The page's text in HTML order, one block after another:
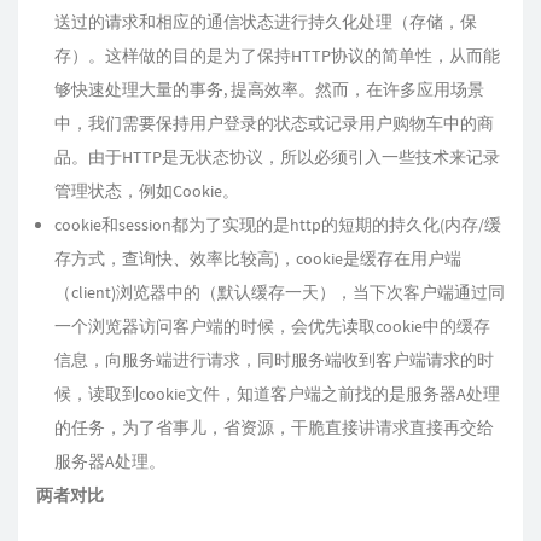
送过的请求和相应的通信状态进行持久化处理（存储，保
存）。这样做的目的是为了保持HTTP协议的简单性，从而能
够快速处理大量的事务, 提高效率。然而，在许多应用场景
中，我们需要保持用户登录的状态或记录用户购物车中的商
品。由于HTTP是无状态协议，所以必须引入一些技术来记录
管理状态，例如Cookie。
cookie和session都为了实现的是http的短期的持久化(内存/缓
存方式，查询快、效率比较高)，cookie是缓存在用户端
（client)浏览器中的（默认缓存一天），当下次客户端通过同
一个浏览器访问客户端的时候，会优先读取cookie中的缓存
信息，向服务端进行请求，同时服务端收到客户端请求的时
候，读取到cookie文件，知道客户端之前找的是服务器A处理
的任务，为了省事儿，省资源，干脆直接讲请求直接再交给
服务器A处理。
两者对比